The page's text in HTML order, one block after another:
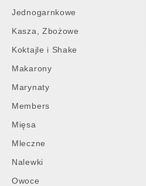
Jednogarnkowe
Kasza, Zbożowe
Koktajle i Shake
Makarony
Marynaty
Members
Mięsa
Mleczne
Nalewki
Owoce